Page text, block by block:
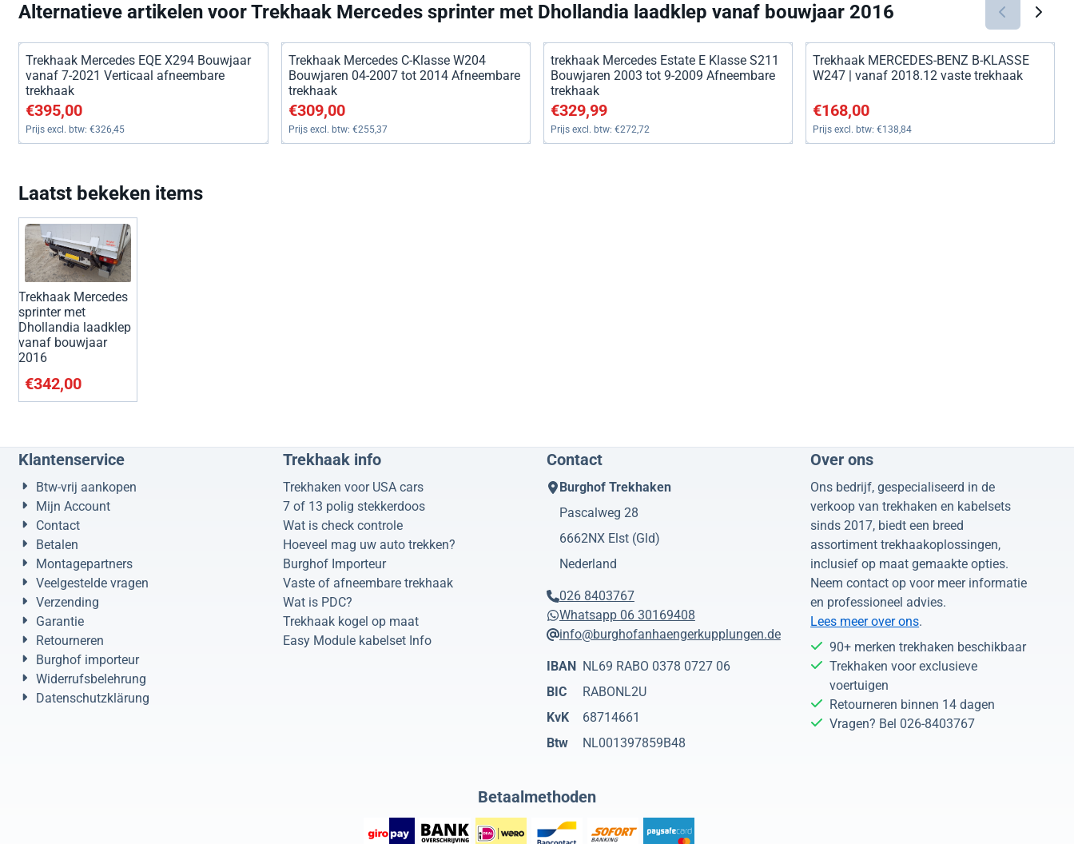
Alternatieve artikelen voorTrekhaak Mercedes sprinter met Dhollandia laadklep vanaf bouwjaar 2016
Trekhaak Mercedes EQE X294 Bouwjaar
vanaf 7-2021 Verticaal afneembare
trekhaak
Prijs: 395,00, exclusief btw: 326,45
€395,00
Prijs excl. btw: €326,45
Trekhaak Mercedes C-Klasse W204
Bouwjaren 04-2007 tot 2014 Afneembare
trekhaak
Prijs: 309,00, exclusief btw: 255,37
€309,00
Prijs excl. btw: €255,37
trekhaak Mercedes Estate E Klasse S211
Bouwjaren 2003 tot 9-2009 Afneembare
trekhaak
Prijs: 329,99, exclusief btw: 272,72
€329,99
Prijs excl. btw: €272,72
Trekhaak MERCEDES-BENZ B-KLASSE
W247 | vanaf 2018.12 vaste trekhaak
Prijs: 168,00, exclusief btw: 138,84
€168,00
Prijs excl. btw: €138,84
Laatst bekeken items
Trekhaak Mercedes
sprinter met
Dhollandia laadklep
vanaf bouwjaar
2016
€342,00
Klantenservice
Btw-vrij aankopen
Mijn Account
Contact
Betalen
Montagepartners
Veelgestelde vragen
Verzending
Garantie
Retourneren
Burghof importeur
Widerrufsbelehrung
Datenschutzklärung
Trekhaak info
Trekhaken voor USA cars
7 of 13 polig stekkerdoos
Wat is check controle
Hoeveel mag uw auto trekken?
Burghof Importeur
Vaste of afneembare trekhaak
Wat is PDC?
Trekhaak kogel op maat
Easy Module kabelset Info
Contact
Burghof Trekhaken
Pascalweg 28
6662NX Elst (Gld)
Nederland
026 8403767
Whatsapp 06 30169408
info@burghofanhaengerkupplungen.de
IBAN NL69 RABO 0378 0727 06
BIC
RABONL2U
KvK
68714661
Btw
NL001397859B48
Over ons
Ons bedrijf, gespecialiseerd in de
verkoop van trekhaken en kabelsets
sinds 2017, biedt een breed
assortiment trekhaakoplossingen,
inclusief op maat gemaakte opties.
Neem contact op voor meer informatie
en professioneel advies.
Lees meer over ons.
90+ merken trekhaken beschikbaar
Trekhaken voor exclusieve
voertuigen
Retourneren binnen 14 dagen
Vragen? Bel 026-8403767
Betaalmethoden